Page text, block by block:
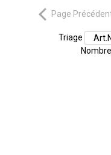
Page
Triage